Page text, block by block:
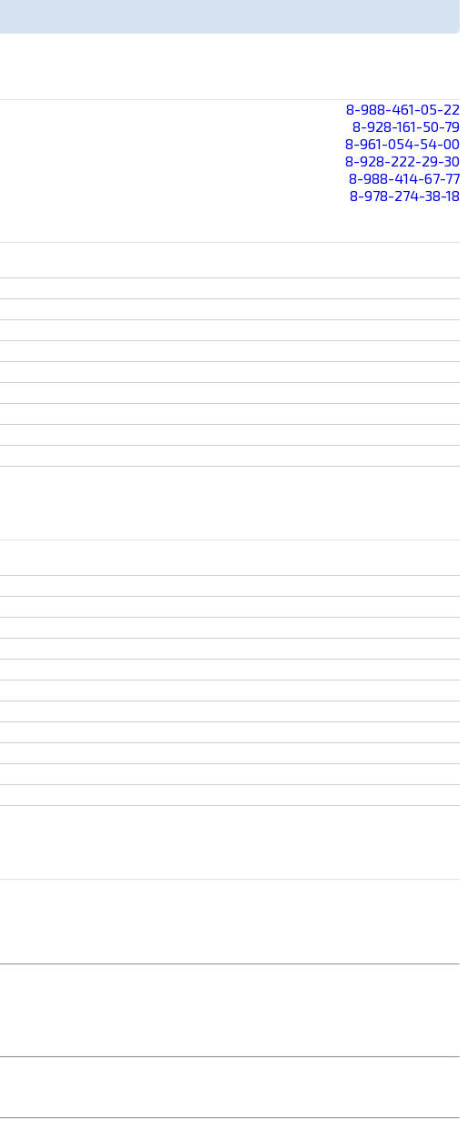
8-988-461-05-22
8-928-161-50-79
8-961-054-54-00
8-928-222-29-30
8-988-414-67-77
8-978-274-38-18